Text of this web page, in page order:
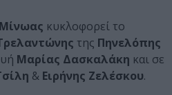
κυκλοφορεί το
της Πηνελόπης
Μαρίας Δασκαλάκη και σε
& Ειρήνης Ζελέσκου.